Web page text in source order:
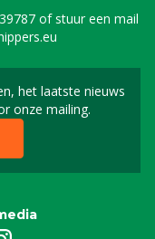
of stuur een mail
het laatste nieuws
onze mailing.
je in voor onze